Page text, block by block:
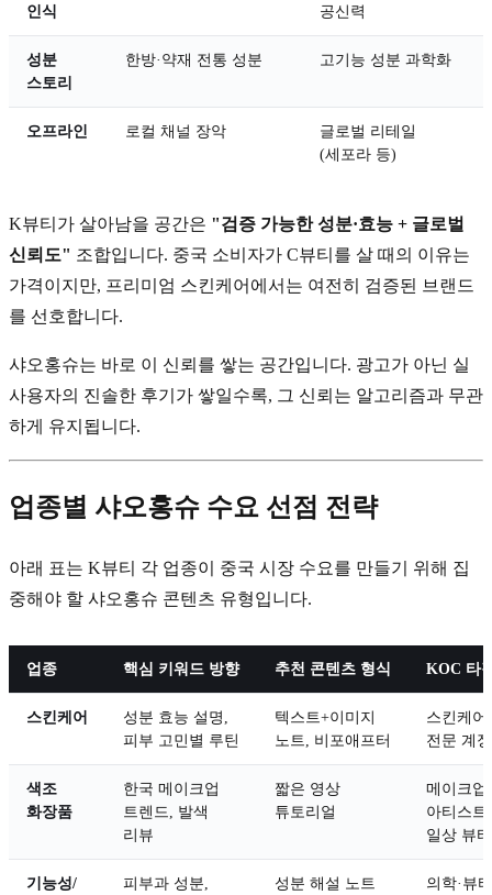
인식
공신력
성분
스토리
한방·약재 전통 성분 고기능 성분 과학화
오프라인 로컬 채널 장악
글로벌 리테일
(세포라 등)
K뷰티가 살아남을 공간은 "검증 가능한 성분·효능 + 글로벌
신뢰도" 조합입니다. 중국 소비자가 C뷰티를 살 때의 이유는
가격이지만, 프리미엄 스킨케어에서는 여전히 검증된 브랜드
를 선호합니다.
샤오홍슈는 바로 이 신뢰를 쌓는 공간입니다. 광고가 아닌 실
사용자의 진솔한 후기가 쌓일수록, 그 신뢰는 알고리즘과 무관
하게 유지됩니다.
업종별 샤오홍슈 수요 선점 전략
아래 표는 K뷰티 각 업종이 중국 시장 수요를 만들기 위해 집
중해야 할 샤오홍슈 콘텐츠 유형입니다.
업종 핵심 키워드 방향 추천 콘텐츠 형식 KOC 타
스킨케어
성분 효능 설명,
피부 고민별 루틴
텍스트+이미지
노트, 비포애프터
스킨케어
전문 계정
색조
화장품
한국 메이크업
트렌드, 발색
리뷰
짧은 영상
튜토리얼
메이크업
아티스트,
일상 뷰티
기능성/
피부과 성분,
성분 해설 노트
의학·뷰티